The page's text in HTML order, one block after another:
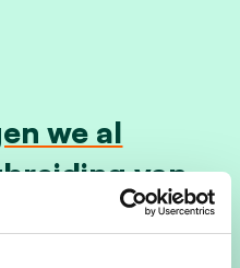
we al
van